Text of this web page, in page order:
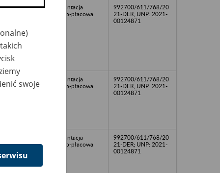
Dokumentacja
osobowo-płacowa
992700/611/768/20
21-DER; UNP: 2021-
00124871
Dokumentacja
osobowo-płacowa
992700/611/768/20
21-DER; UNP: 2021-
00124871
Dokumentacja
osobowo-płacowa
992700/611/768/20
21-DER; UNP: 2021-
00124871
swoje